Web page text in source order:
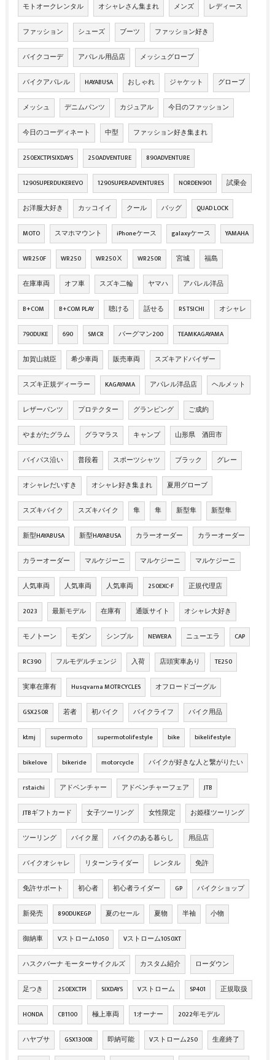
モトオークレンタル オシャレさん集まれ メンズ レディース
ファッション シューズ ブーツ ファッション好き
バイクコーデ アパレル用品店 メッシュグローブ
バイクアパレル HAYABUSA おしゃれ ジャケット グローブ
メッシュ デニムパンツ カジュアル 今日のファッション
今日のコーディネート 中型 ファッション好き集まれ
250EXCTPISIXDAYS 250ADVENTURE 890ADVENTURE
1290SUPERDUKEREVO 1290SUPERADVENTURES NORDEN901 試乗会
お洋服大好き カッコイイ クール バッグ QUAD LOCK
MOTO スマホマウント iPhoneケース galaxyケース YAMAHA
WR250F WR250 WR250Ⅹ WR250R 宮城 福島
在庫車両 オフ車 スズキ二輪 ヤマハ アパレル洋品
B+COM B+COM PLAY 聴ける 話せる RS TSICHI オシャレ
790DUKE 690 SMCR バーグマン200 TEAMKAGAYAMA
加賀山就臣 希少車両 販売車両 スズキアドバイザー
スズキ正規ディーラー KAGAYAMA アパレル洋品店 ヘルメット
レザーパンツ プロテクター グランピング ご成約
やまがたグラム グラマラス キャンプ 山形県 酒田市
バイパス沿い 普段着 スポーツシャツ ブラック グレー
オシャレだいすき オシャレ好き集まれ 夏用グローブ
スズキバイク スズキバイク 隼 隼 新型隼 新型隼
新型HAYABUSA 新型HAYABUSA カラーオーダー カラーオーダー
カラーオーダー マルケジーニ マルケジーニ マルケジーニ
人気車両 人気車両 人気車両 250EXC-F 正規代理店
2023 最新モデル 在庫有 通販サイト オシャレ大好き
モノトーン モダン シンプル NEWERA ニューエラ CAP
RC390 フルモデルチェンジ 入荷 店頭実車あり TE250
実車在庫有 Husqvarna MOTRCYCLES オフロードゴーグル
GSX250R 若者 初バイク バイクライフ バイク用品
ktmj supermoto supermotolifestyle bike bikelifestyle
bikelove bikeride motorcycle バイクが好きな人と繋がりたい
rstaichi アドベンチャー アドベンチャーフェア JTB
JTBギフトカード 女子ツーリング 女性限定 お姫様ツーリング
ツーリング バイク屋 バイクのある暮らし 用品店
バイクオシャレ リターンライダー レンタル 免許
免許サポート 初心者 初心者ライダー GP バイクショップ
新発売 890DUKEGP 夏のセール 夏物 半袖 小物
御納車 Vストローム1050 Vストローム1050XT
ハスクバーナ モーターサイクルズ カスタム紹介 ローダウン
足つき 250EXCTPI SIXDAYS Vストローム SP401 正規取扱
HONDA CB1100 極上車両 1オーナー 2022年モデル
ハヤブサ GSX1300R 即納可能 Vストローム250 生産終了